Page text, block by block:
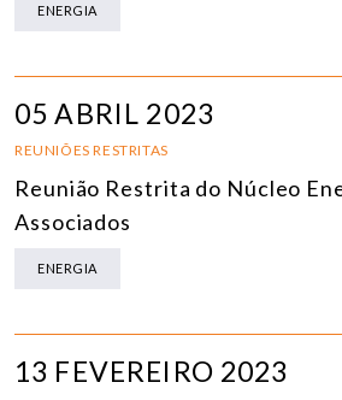
ENERGIA
05 ABRIL 2023
REUNIÕES RESTRITAS
Reunião Restrita do Núcleo
Associados
ENERGIA
13 FEVEREIRO 2023